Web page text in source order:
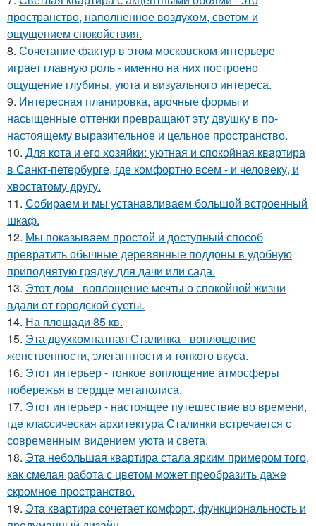
пространство, наполненное воздухом, светом и
ощущением спокойствия.
8. Сочетание фактур в этом московском интерьере
играет главную роль - именно на них построено
ощущение глубины, уюта и визуального интереса.
9. Интересная планировка, арочные формы и
насыщенные оттенки превращают эту двушку в по-
настоящему выразительное и цельное пространство.
10. Для кота и его хозяйки: уютная и спокойная квартира
в Санкт-петербурге, где комфортно всем - и человеку, и
хвостатому другу.
11. Собираем и мы устанавливаем большой встроенный
шкаф.
12. Мы показываем простой и доступный способ
превратить обычные деревянные поддоны в удобную
приподнятую грядку для дачи или сада.
13. Этот дом - воплощение мечты о спокойной жизни
вдали от городской суеты.
14. На площади 85 кв.
15. Эта двухкомнатная Сталинка - воплощение
женственности, элегантности и тонкого вкуса.
16. Этот интерьер - тонкое воплощение атмосферы
побережья в сердце мегаполиса.
17. Этот интерьер - настоящее путешествие во времени,
где классическая архитектура Сталинки встречается с
современным видением уюта и света.
18. Эта небольшая квартира стала ярким примером того,
как смелая работа с цветом может преобразить даже
скромное пространство.
19. Эта квартира сочетает комфорт, функциональность и